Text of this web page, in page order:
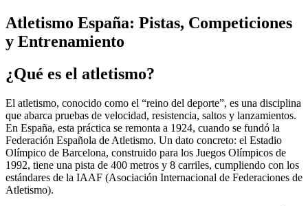
Atletismo España: Pistas, Competiciones
y Entrenamiento
¿Qué es el atletismo?
El atletismo, conocido como el “reino del deporte”, es una disciplina
que abarca pruebas de velocidad, resistencia, saltos y lanzamientos.
En España, esta práctica se remonta a 1924, cuando se fundó la
Federación Española de Atletismo. Un dato concreto: el Estadio
Olímpico de Barcelona, construido para los Juegos Olímpicos de
1992, tiene una pista de 400 metros y 8 carriles, cumpliendo con los
estándares de la IAAF (Asociación Internacional de Federaciones de
Atletismo).